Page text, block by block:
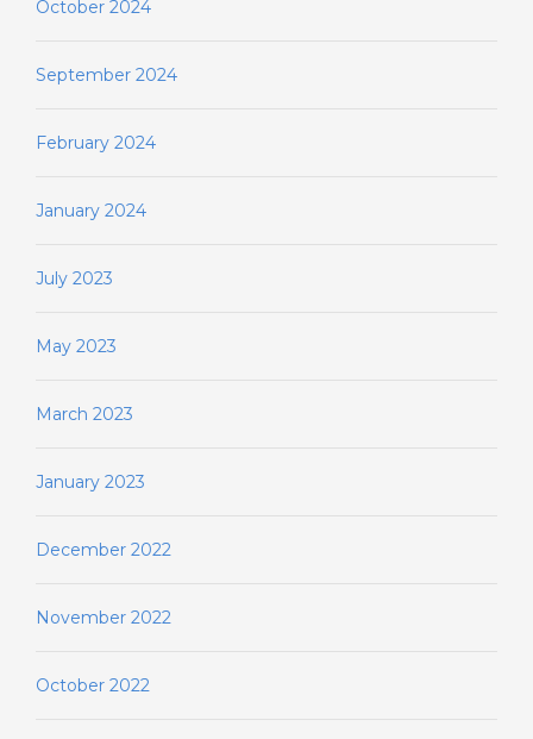
October 2024
September 2024
February 2024
January 2024
July 2023
May 2023
March 2023
January 2023
December 2022
November 2022
October 2022